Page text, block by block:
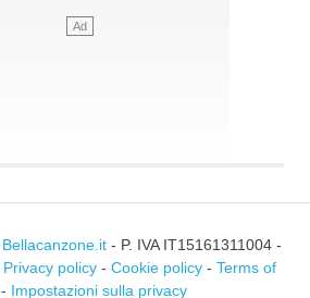
Bellacanzone.it- P. IVA IT15161311004 -
Privacy policy - Cookie policy - Terms of
- Impostazioni sulla privacy